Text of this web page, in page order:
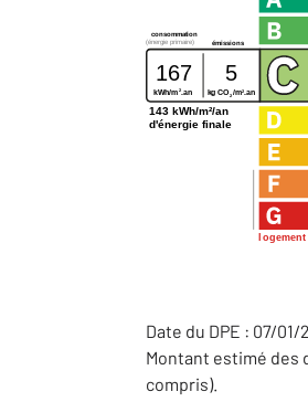
consommation
émissions
(énergie primaire)
167 5
kWh/m 2 .an kg CO2/m2 .an
143 kWh/m²/an
d'énergie finale
Date du DPE : 07/01/
Montant estimé des
compris).